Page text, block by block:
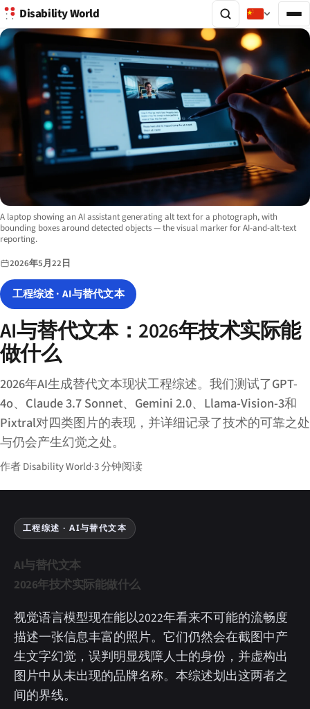
Disability World
Image description:
A laptop showing an AI assistant generating alt text for a photograph, with
bounding boxes around detected objects — the visual marker for AI-and-alt-text
reporting.
2026年5月22日
工程综述 · AI与替代文本
AI与替代文本：2026年技术实际能
做什么
2026年AI生成替代文本现状工程综述。我们测试了GPT-
4o、Claude 3.7 Sonnet、Gemini 2.0、Llama-Vision-3和
Pixtral对四类图片的表现，并详细记录了技术的可靠之处
与仍会产生幻觉之处。
作者 Disability World·3 分钟阅读
工程综述 · AI与替代文本
AI与替代文本
2026年技术实际能做什么
视觉语言模型现在能以2022年看来不可能的流畅度
描述一张信息丰富的照片。它们仍然会在截图中产
生文字幻觉，误判明显残障人士的身份，并虚构出
图片中从未出现的品牌名称。本综述划出这两者之
间的界线。